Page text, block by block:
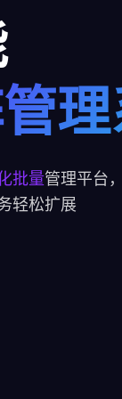
批量管理平台
轻松扩展